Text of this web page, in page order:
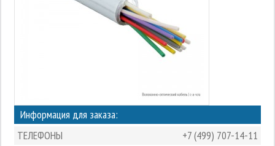
Информация для заказа:
ТЕЛЕФОНЫ
+7 (499) 707-14-11